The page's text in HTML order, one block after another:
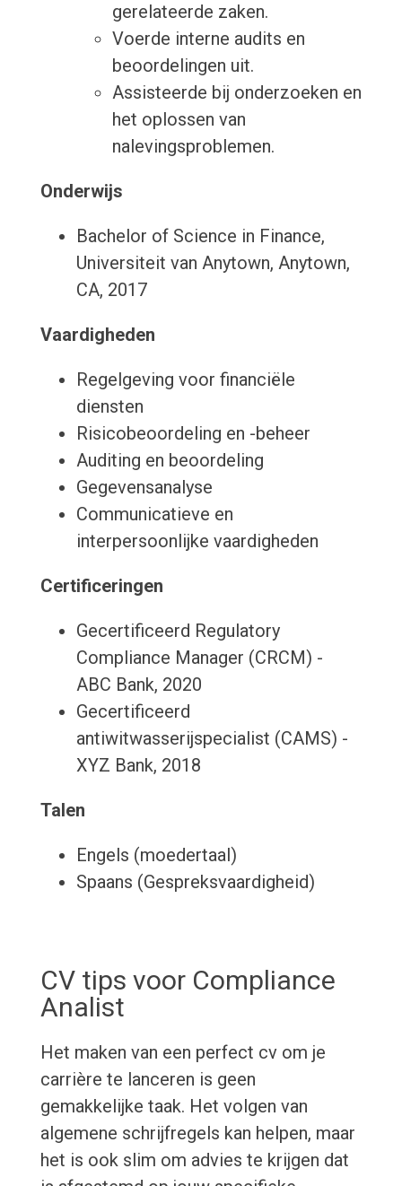
gerelateerde zaken.
Voerde interne audits en
beoordelingen uit.
Assisteerde bij onderzoeken en
het oplossen van
nalevingsproblemen.
Onderwijs
Bachelor of Science in Finance,
Universiteit van Anytown, Anytown,
CA, 2017
Vaardigheden
Regelgeving voor financiële
diensten
Risicobeoordeling en -beheer
Auditing en beoordeling
Gegevensanalyse
Communicatieve en
interpersoonlijke vaardigheden
Certificeringen
Gecertificeerd Regulatory
Compliance Manager (CRCM) -
ABC Bank, 2020
Gecertificeerd
antiwitwasserijspecialist (CAMS) -
XYZ Bank, 2018
Talen
Engels (moedertaal)
Spaans (Gespreksvaardigheid)
CV tips voor Compliance
Analist
Het maken van een perfect cv om je
carrière te lanceren is geen
gemakkelijke taak. Het volgen van
algemene schrijfregels kan helpen, maar
het is ook slim om advies te krijgen dat